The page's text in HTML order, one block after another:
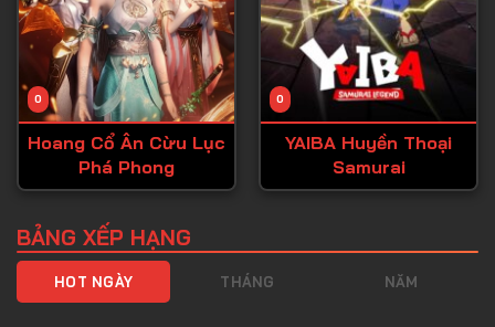
Tập 45
Tập 46
Tập 47
Tập 48
Tập 49
0
Hoang Cổ Ân Cừu Lục
Phá Phong
0
YAIBA Huyền Thoại
Samurai
BẢNG XẾP HẠNG
HOT NGÀY THÁNG NĂM